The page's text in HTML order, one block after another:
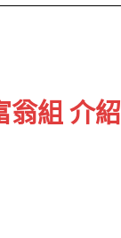
翁組 介紹